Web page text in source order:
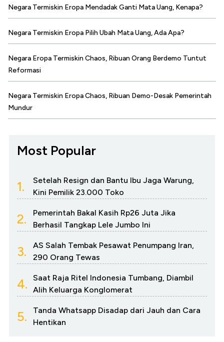
Negara Termiskin Eropa Mendadak Ganti Mata Uang, Kenapa?
Negara Termiskin Eropa Pilih Ubah Mata Uang, Ada Apa?
Negara Eropa Termiskin Chaos, Ribuan Orang Berdemo Tuntut
Reformasi
Negara Termiskin Eropa Chaos, Ribuan Demo-Desak Pemerintah
Mundur
Most Popular
1.
Setelah Resign dan Bantu Ibu Jaga Warung,
Kini Pemilik 23.000 Toko
2.
Pemerintah Bakal Kasih Rp26 Juta Jika
Berhasil Tangkap Lele Jumbo Ini
3.
AS Salah Tembak Pesawat Penumpang Iran,
290 Orang Tewas
4.
Saat Raja Ritel Indonesia Tumbang, Diambil
Alih Keluarga Konglomerat
5.
Tanda Whatsapp Disadap dari Jauh dan Cara
Hentikan